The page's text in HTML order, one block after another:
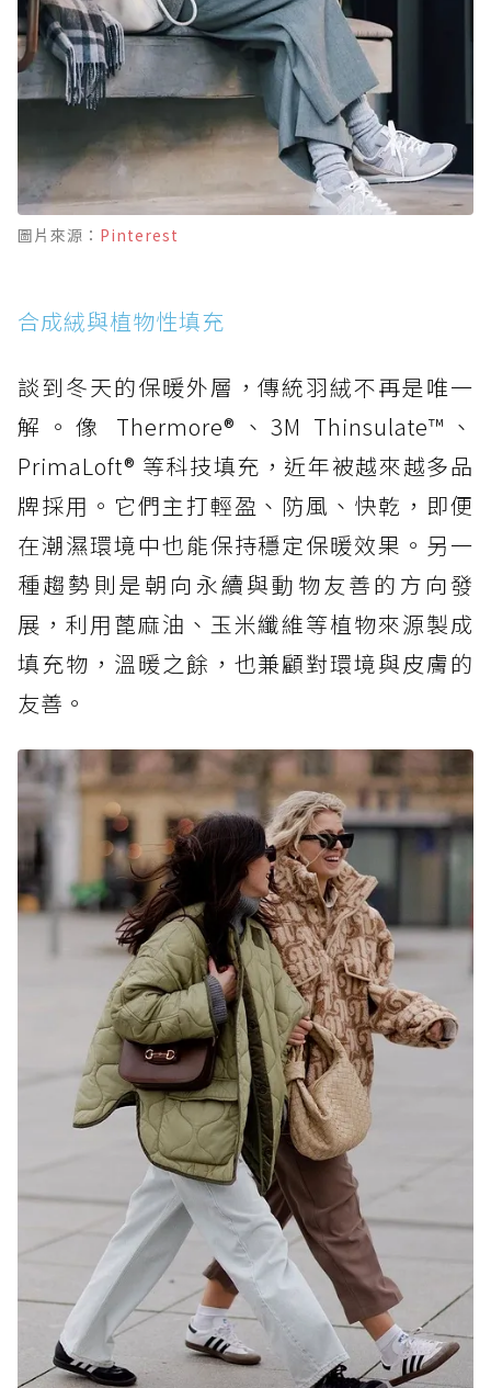
圖片來源： Pinterest
合成絨與植物性填充
談到冬天的保暖外層，傳統羽絨不再是唯一
解。像 Thermore®、3M Thinsulate™、
PrimaLoft® 等科技填充，近年被越來越多品
牌採用。它們主打輕盈、防風、快乾，即便
在潮濕環境中也能保持穩定保暖效果。另一
種趨勢則是朝向永續與動物友善的方向發
展，利用蓖麻油、玉米纖維等植物來源製成
填充物，溫暖之餘，也兼顧對環境與皮膚的
友善。